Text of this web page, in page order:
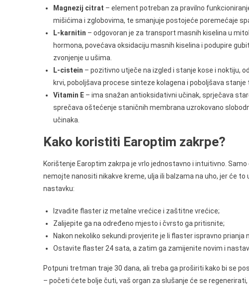
Magnezij citrat – element potreban za pravilno
mišićima i zglobovima, te smanjuje postojeće poremećaje
L-karnitin – odgovoran je za transport masnih kiselina u
hormona, povećava oksidaciju masnih kiselina i podupire
zvonjenje u ušima.
L-cistein – pozitivno utječe na izgled i stanje kose i noktiju,
krvi, poboljšava procese sinteze kolagena i poboljšava
Vitamin E – ima snažan antioksidativni učinak, sprječava
sprečava oštećenje staničnih membrana uzrokovano
učinaka.
Kako koristiti Earoptim zakrpe?
Korištenje Earoptim zakrpa je vrlo jednostavno i intuitivno.
nemojte nanositi nikakve kreme, ulja ili balzama na uho, jer će
nastavku:
Izvadite flaster iz metalne vrećice i zaštitne vrećice;
Zalijepite ga na određeno mjesto i čvrsto ga pritisnite;
Nakon nekoliko sekundi provjerite je li flaster ispravno
Ostavite flaster 24 sata, a zatim ga zamijenite novim i
Potpuni tretman traje 30 dana, ali treba ga proširiti kako bi se
– početi ćete bolje čuti, vaš organ za slušanje će se